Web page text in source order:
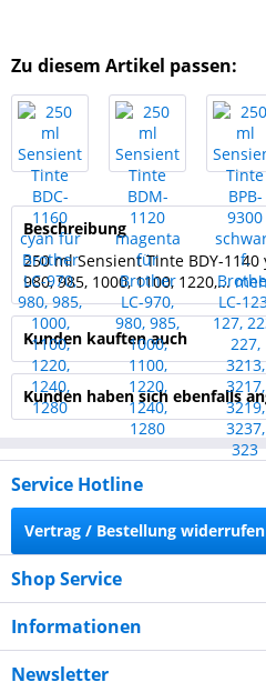
Zu diesem Artikel passen:
Beschreibung
250 ml Sensient Tinte BDY-
980, 985, 1000, 1100, 1220,...
Kunden kauften auch
Kunden haben sich ebenfalls
Service Hotline
Vertrag / Bestellung widerrufen
Shop Service
Informationen
Newsletter